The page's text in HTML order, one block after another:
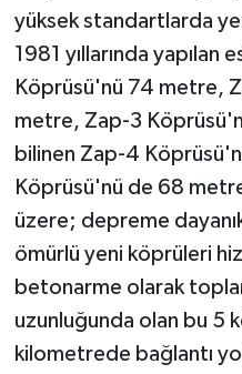
yüksek standartlarda
1981 yıllarında yapılan
Köprüsü'nü 74 metre,
metre, Zap-3
bilinen Zap-4
Köprüsü'nü de 68
üzere; depreme
ömürlü yeni köprüleri
betonarme olarak
uzunluğunda olan bu 5
kilometrede bağlantı